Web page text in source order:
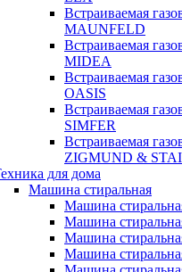
Встраиваемая
MAUNFELD
Встраиваемая
MIDEA
Встраиваемая
OASIS
Встраиваемая
SIMFER
Встраиваемая
ZIGMUND &
для дома
Машина стиральная
Машина
Машина
Машина
Машина